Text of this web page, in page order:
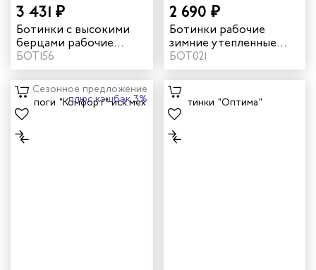
3 431 ₽
Ботинки с высокими
берцами рабочие
зимние утепленные
"Комфорт" цвет
черный
БОТ156
2 690 ₽
Ботинки рабочие
зимние утепленные
"Оптима" цвет черный
БОТ021
Сезонное предложение
плюс кэшбэк 3%